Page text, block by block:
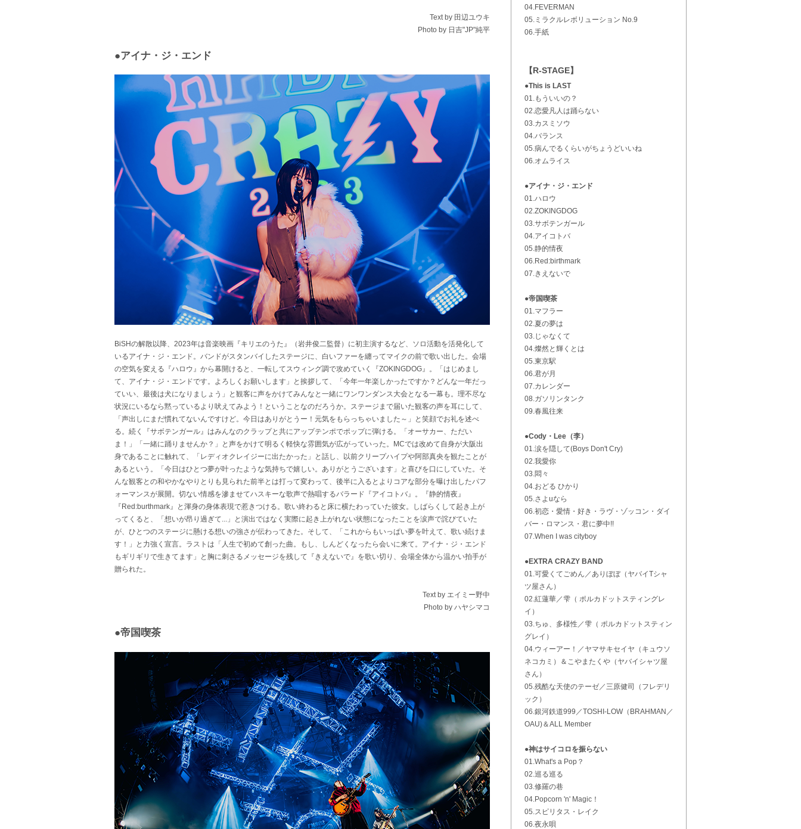
Text by 田辺ユウキ
Photo by 日吉"JP"純平
●アイナ・ジ・エンド
BiSHの解散以降、2023年は音楽映画『キリエのうた』（岩井俊二監督）に初主演するなど、ソロ活動を活発化して
いるアイナ・ジ・エンド。バンドがスタンバイしたステージに、白いファーを纏ってマイクの前で歌い出した。会場
の空気を変える『ハロウ』から幕開けると、一転してスウィング調で攻めていく『ZOKINGDOG』。「はじめまし
て、アイナ・ジ・エンドです。よろしくお願いします」と挨拶して、「今年一年楽しかったですか？どんな一年だっ
ていい、最後は犬になりましょう」と観客に声をかけてみんなと一緒にワンワンダンス大会となる一幕も。理不尽な
状況にいるなら黙っているより吠えてみよう！ということなのだろうか。ステージまで届いた観客の声を耳にして、
「声出しにまだ慣れてないんですけど。今日はありがとうー！元気をもらっちゃいました～」と笑顔でお礼を述べ
る。続く『サボテンガール』はみんなのクラップと共にアップテンポでポップに弾ける。「オーサカー、ただい
ま！」「一緒に踊りませんか？」と声をかけて明るく軽快な雰囲気が広がっていった。MCでは改めて自身が大阪出
身であることに触れて、「レディオクレイジーに出たかった」と話し、以前クリープハイプや阿部真央を観たことが
あるという。「今日はひとつ夢が叶ったような気持ちで嬉しい。ありがとうございます」と喜びを口にしていた。そ
んな観客との和やかなやりとりも見られた前半とは打って変わって、後半に入るとよりコアな部分を曝け出したパフ
ォーマンスが展開。切ない情感を滲ませてハスキーな歌声で熱唱するバラード『アイコトバ』。『静的情夜』
『Red:burthmark』と渾身の身体表現で惹きつける。歌い終わると床に横たわっていた彼女。しばらくして起き上が
ってくると、「想いが昂り過ぎて...」と演出ではなく実際に起き上がれない状態になったことを涙声で詫びていた
が、ひとつのステージに懸ける想いの強さが伝わってきた。そして、「これからもいっぱい夢を叶えて、歌い続けま
す！」
と力強く宣言。ラストは「人生で初めて創った曲。もし、しんどくなったら会いに来て。アイナ・ジ・エンド
もギリギリで生きてます」と胸に刺さるメッセージを残して『きえないで』を歌い切り、会場全体から温かい拍手が
贈られた。
Text by エイミー野中
Photo by ハヤシマコ
●帝国喫茶
04.FEVERMAN
05.ミラクルレボリューション No.9
06.手紙
【R-STAGE】
●This is LAST
01.もういいの？
02.恋愛凡人は踊らない
03.カスミソウ
04.バランス
05.病んでるくらいがちょうどいいね
06.オムライス
●アイナ・ジ・エンド
01.ハロウ
02.ZOKINGDOG
03.サボテンガール
04.アイコトバ
05.静的情夜
06.Red:birthmark
07.きえないで
●帝国喫茶
01.マフラー
02.夏の夢は
03.じゃなくて
04.燦然と輝くとは
05.東京駅
06.君が月
07.カレンダー
08.ガソリンタンク
09.春風往来
●Cody・Lee（李）
01.涙を隠して(Boys Don't Cry)
02.我愛你
03.悶々
04.おどる ひかり
05.さよuなら
06.初恋・愛情・好き・ラヴ・ゾッコン・ダイ
バー・ロマンス・君に夢中!!
07.When I was cityboy
●EXTRA CRAZY BAND
01.可愛くてごめん／ありぼぼ（ヤバイTシャ
ツ屋さん）
02.紅蓮華／雫（ ポルカドットスティングレ
イ）
03.ちゅ、多様性／雫（ ポルカドットスティン
グレイ）
04.ウィーアー！／ヤマサキセイヤ（キュウソ
ネコカミ）＆こやまたくや（ヤバイシャツ屋
さん）
05.残酷な天使のテーゼ／三原健司（フレデリ
ック）
06.銀河鉄道999／TOSHI-LOW（BRAHMAN／
OAU)＆ALL Member
●神はサイコロを振らない
01.What's a Pop？
02.巡る巡る
03.修羅の巷
04.Popcorn 'n' Magic！
05.スピリタス・レイク
06.夜永唄